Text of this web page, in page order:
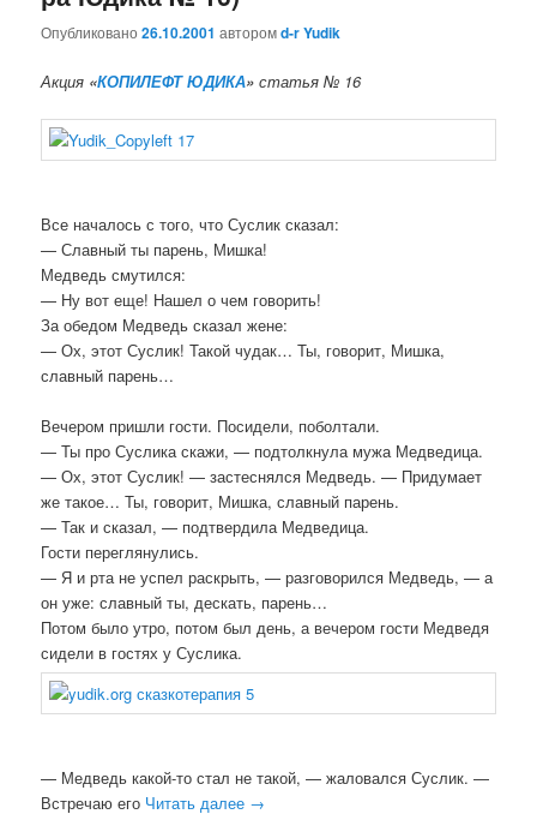
Опубликовано26.10.2001 авторомd-r Yudik
Акция «КОПИЛЕФТ ЮДИКА» статья № 16
Все началось с того, что Суслик сказал:
— Славный ты парень, Мишка!
Медведь смутился:
— Ну вот еще! Нашел о чем говорить!
За обедом Медведь сказал жене:
— Ох, этот Суслик! Такой чудак… Ты, говорит, Мишка,
славный парень…
Вечером пришли гости. Посидели, поболтали.
— Ты про Суслика скажи, — подтолкнула мужа Медведица.
— Ох, этот Суслик! — застеснялся Медведь. — Придумает
же такое… Ты, говорит, Мишка, славный парень.
— Так и сказал, — подтвердила Медведица.
Гости переглянулись.
— Я и рта не успел раскрыть, — разговорился Медведь, — а
он уже: славный ты, дескать, парень…
Потом было утро, потом был день, а вечером гости Медведя
сидели в гостях у Суслика.
— Медведь какой-то стал не такой, — жаловался Суслик. —
Встречаю его Читать далее →